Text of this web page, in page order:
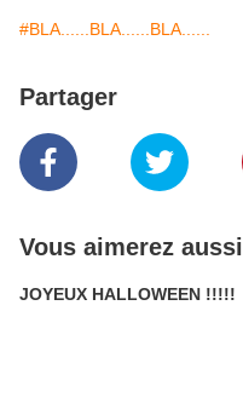
#BLA......BLA......BLA......
Partager
Vous aimerez aussi
JOYEUX HALLOWEEN !!!!!